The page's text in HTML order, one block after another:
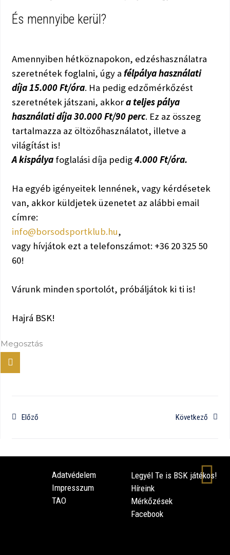
És mennyibe kerül?
Amennyiben hétköznapokon, edzéshasználatra
szeretnétek foglalni, úgy afélpálya használati
díja 15.000 Ft/óra. Ha pedig edzőmérkőzést
szeretnétek játszani, akkora teljes pálya
használati díja 30.000 Ft/90 perc. Ez az összeg
tartalmazza az öltözőhasználatot, illetve a
világítást is!
A kispálya foglalási díja pedig4.000 Ft/óra.
Ha egyéb igényeitek lennének, vagy kérdésetek
van, akkor küldjetek üzenetet az alábbi email
címre:
info@borsodsportklub.hu,
vagy hívjátok ezt a telefonszámot: +36 20 325 50
60!
Várunk minden sportolót, próbáljátok ki ti is!
Hajrá BSK!
Megosztás
Előző Következő
Adatvédelem
Impresszum
TAO
Legyél Te is BSK játékos!
Híreink
Mérkőzések
Facebook